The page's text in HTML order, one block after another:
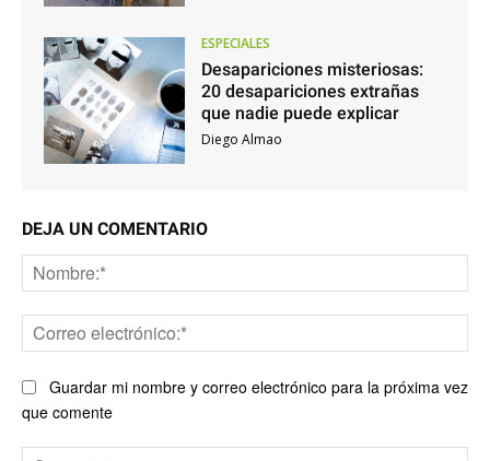
ESPECIALES
Desapariciones misteriosas:
20 desapariciones extrañas
que nadie puede explicar
Diego Almao
DEJA UN COMENTARIO
Guardar mi nombre y correo electrónico para la próxima vez
que comente